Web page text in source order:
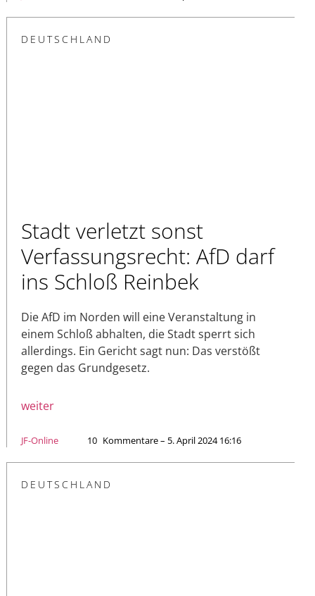
DEUTSCHLAND
Stadt verletzt sonst
Verfassungsrecht: AfD darf
ins Schloß Reinbek
Die AfD im Norden will eine Veranstaltung in
einem Schloß abhalten, die Stadt sperrt sich
allerdings. Ein Gericht sagt nun: Das verstößt
gegen das Grundgesetz.
weiter
JF-Online 10 Kommentare – 5. April 2024 16:16
DEUTSCHLAND